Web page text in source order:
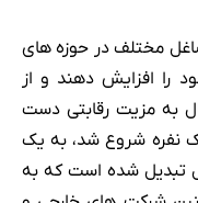
مختلف در حوزه های
را افزایش دهند و از
به مزیت رقابتی دست
نفره شروع شد، به یک
تبدیل شده است که به